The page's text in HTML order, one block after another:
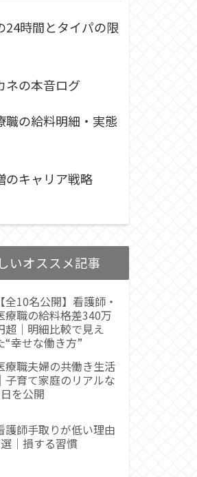
24時間とタイパの限
ネの本音ログ
職の給料明細・実態
のキャリア戦略
いオススメ記事
【全10名公開】看護師・
療職の給料格差340万
超｜明細比較で見え
“幸せな働き方”
療職夫婦の共働き生活
｜子育て家庭のリアルな
を公開
護師手取りが低い理由
｜損する習慣